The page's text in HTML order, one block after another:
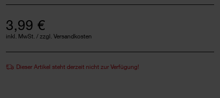
3,99 €
inkl. MwSt. / zzgl. Versandkosten
Dieser Artikel steht derzeit nicht zur Verfügung!